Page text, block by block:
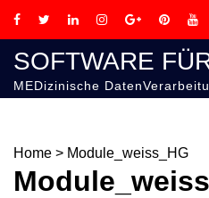
SOFTWARE
MEDizinische
Home > Module_weiss_HG